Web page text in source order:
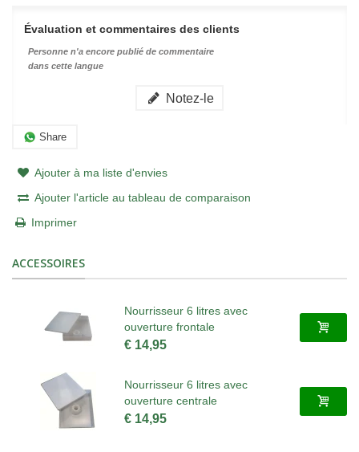
Évaluation et commentaires des clients
Personne n'a encore publié de commentaire
dans cette langue
Notez-le
Share
Ajouter à ma liste d'envies
Ajouter l'article au tableau de comparaison
Imprimer
ACCESSOIRES
Nourrisseur 6 litres avec
ouverture frontale
€ 14,95
Nourrisseur 6 litres avec
ouverture centrale
€ 14,95